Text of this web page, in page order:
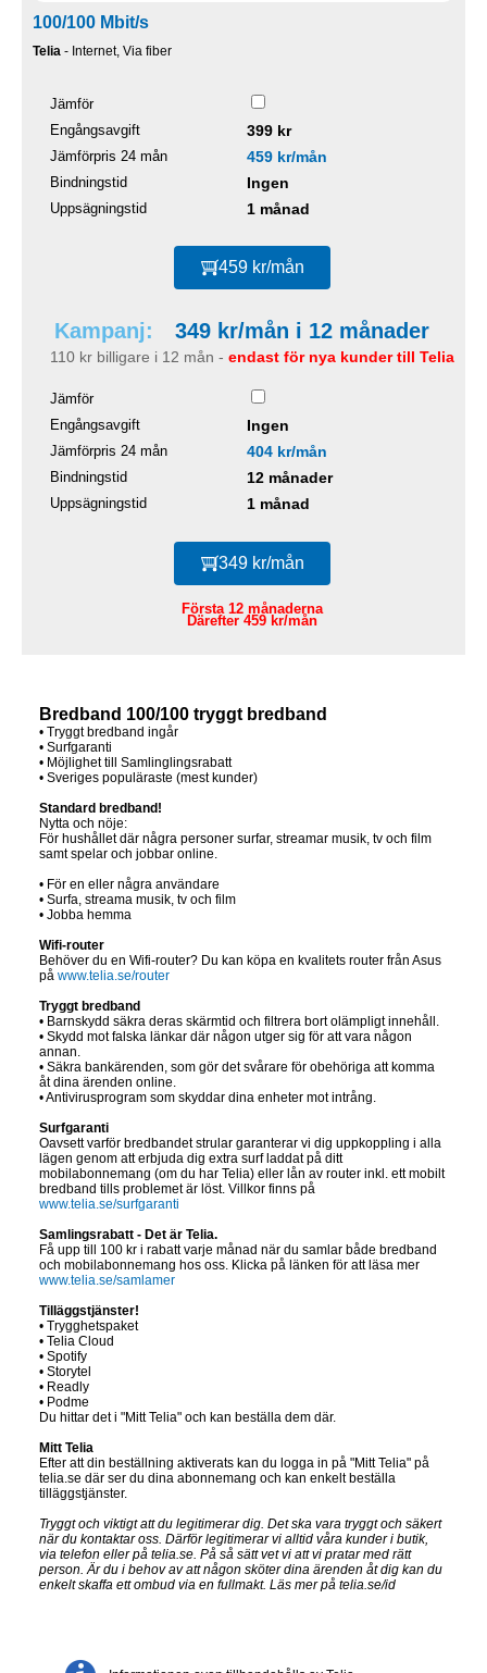
100/100 Mbit/s
Telia - Internet, Via fiber
Jämför
Engångsavgift
399 kr
Jämförpris 24 mån 459 kr/mån
Bindningstid Ingen
Uppsägningstid 1 månad
459 kr/mån
Kampanj: 349 kr/mån i 12 månader
110 kr billigare i 12 mån - endast för nya kunder till Telia
Jämför
Engångsavgift
Ingen
Jämförpris 24 mån 404 kr/mån
Bindningstid 12 månader
Uppsägningstid 1 månad
349 kr/mån
Första 12 månaderna
Därefter 459 kr/mån
Bredband 100/100 tryggt bredband
• Tryggt bredband ingår
• Surfgaranti
• Möjlighet till Samlinglingsrabatt
• Sveriges populäraste (mest kunder)
Standard bredband!
Nytta och nöje:
För hushållet där några personer surfar, streamar musik, tv och film
samt spelar och jobbar online.
• För en eller några användare
• Surfa, streama musik, tv och film
• Jobba hemma
Wifi-router
Behöver du en Wifi-router? Du kan köpa en kvalitets router från Asus
på www.telia.se/router
Tryggt bredband
• Barnskydd säkra deras skärmtid och filtrera bort olämpligt innehåll.
• Skydd mot falska länkar där någon utger sig för att vara någon
annan.
• Säkra bankärenden, som gör det svårare för obehöriga att komma
åt dina ärenden online.
• Antivirusprogram som skyddar dina enheter mot intrång.
Surfgaranti
Oavsett varför bredbandet strular garanterar vi dig uppkoppling i alla
lägen genom att erbjuda dig extra surf laddat på ditt
mobilabonnemang (om du har Telia) eller lån av router inkl. ett mobilt
bredband tills problemet är löst. Villkor finns på
www.telia.se/surfgaranti
Samlingsrabatt - Det är Telia.
Få upp till 100 kr i rabatt varje månad när du samlar både bredband
och mobilabonnemang hos oss. Klicka på länken för att läsa mer
www.telia.se/samlamer
Tilläggstjänster!
• Trygghetspaket
• Telia Cloud
• Spotify
• Storytel
• Readly
• Podme
Du hittar det i "Mitt Telia" och kan beställa dem där.
Mitt Telia
Efter att din beställning aktiverats kan du logga in på "Mitt Telia" på
telia.se där ser du dina abonnemang och kan enkelt beställa
tilläggstjänster.
Tryggt och viktigt att du legitimerar dig. Det ska vara tryggt och säkert
när du kontaktar oss. Därför legitimerar vi alltid våra kunder i butik,
via telefon eller på telia.se. På så sätt vet vi att vi pratar med rätt
person. Är du i behov av att någon sköter dina ärenden åt dig kan du
enkelt skaffa ett ombud via en fullmakt. Läs mer på telia.se/id